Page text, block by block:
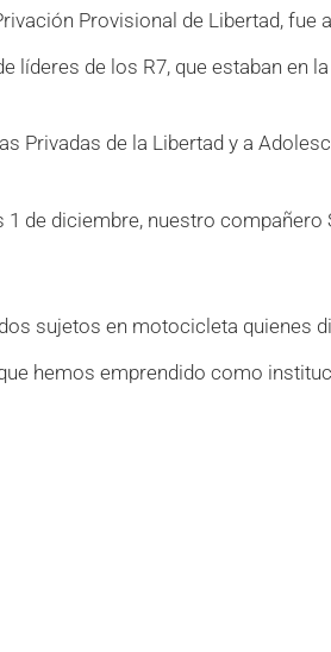
Provisional de Libertad, fue
de los R7, que estaban en
de la Libertad y a
de diciembre, nuestro
sujetos en motocicleta quienes
hemos emprendido como